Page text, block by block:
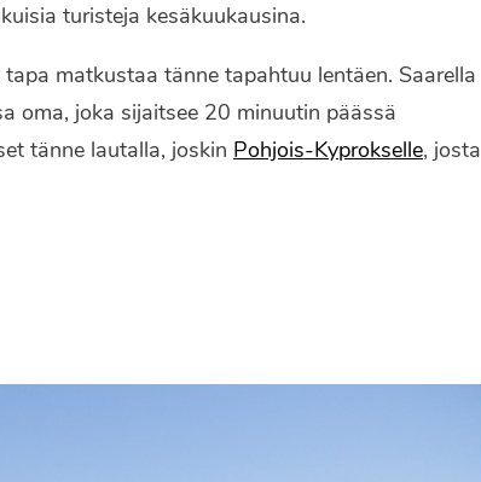
turisteja kesäkuukausina.
tapa matkustaa tänne tapahtuu lentäen. Saarella
oma, joka sijaitsee 20 minuutin päässä
tänne lautalla, joskin Pohjois-Kyprokselle, josta